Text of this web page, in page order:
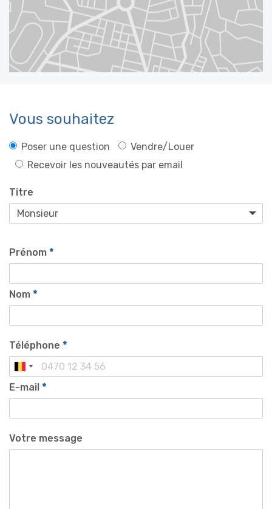
Vous souhaitez
Poser une question
Vendre/Louer
Recevoir les nouveautés par email
Titre
Prénom *
Nom *
Téléphone *
E-mail *
Votre message